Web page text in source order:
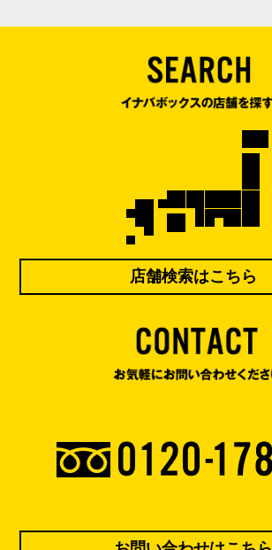
店舗検索はこちら